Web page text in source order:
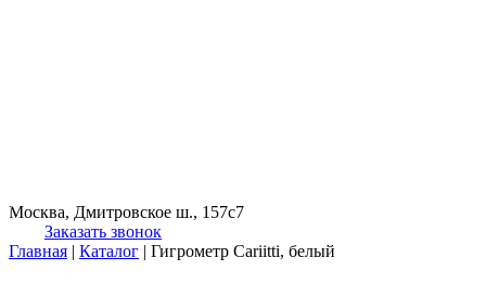
Москва, Дмитровское ш., 157с7
Заказать звонок
Главная | Каталог | Гигрометр Cariitti, белый